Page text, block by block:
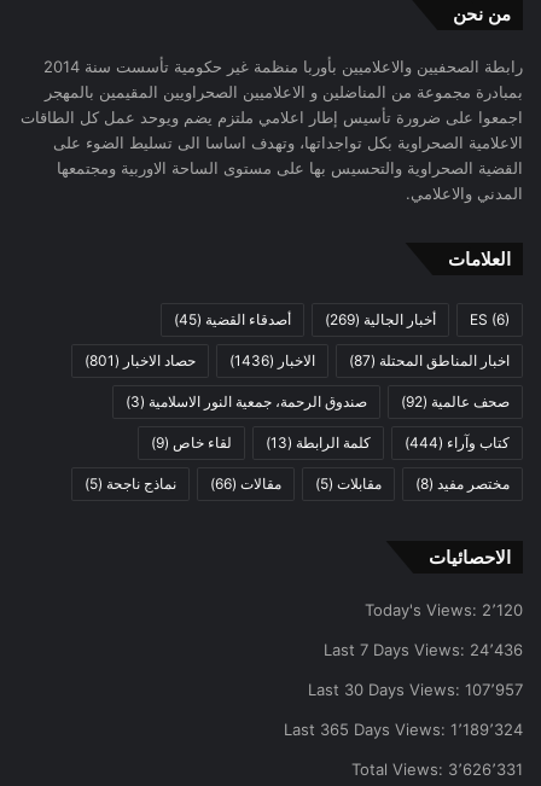
من نحن
رابطة الصحفيين والاعلاميين بأوربا منظمة غير حكومية تأسست سنة 2014
بمبادرة مجموعة من المناضلين و الاعلاميين الصحراويين المقيمين بالمهجر
اجمعوا على ضرورة تأسيس إطار اعلامي ملتزم يضم ويوحد عمل كل الطاقات
الاعلامية الصحراوية بكل تواجداتها، وتهدف اساسا الى تسليط الضوء على
القضية الصحراوية والتحسيس بها على مستوى الساحة الاوربية ومجتمعها
المدني والاعلامي.
العلامات
ES (6) أخبار الجالية (269) أصدقاء القضية (45)
اخبار المناطق المحتلة (87) الاخبار (1436) حصاد الاخبار (801)
صحف عالمية (92) صندوق الرحمة، جمعية النور الاسلامية (3)
كتاب وآراء (444) كلمة الرابطة (13) لقاء خاص (9)
مختصر مفيد (8) مقابلات (5) مقالات (66) نماذج ناجحة (5)
الاحصائيات
Today's Views: 2٬120
Last 7 Days Views: 24٬436
Last 30 Days Views: 107٬957
Last 365 Days Views: 1٬189٬324
Total Views: 3٬626٬331